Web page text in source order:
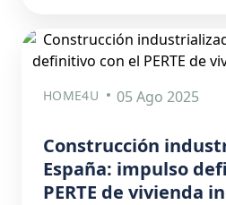
HOME4U 05 Ago 2025
Construcción
España: impulso
PERTE de vivienda